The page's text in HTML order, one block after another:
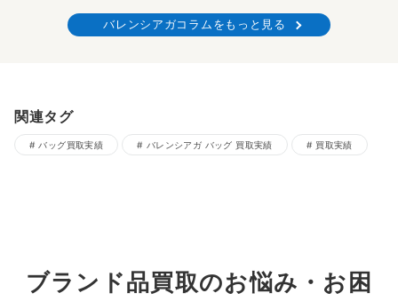
バレンシアガコラムをもっと見る
関連タグ
バッグ買取実績 バレンシアガ バッグ 買取実績 買取実績
ブランド品買取のお悩み・お困